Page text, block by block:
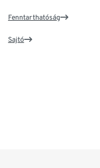
Fenntarthatóság
Sajtó